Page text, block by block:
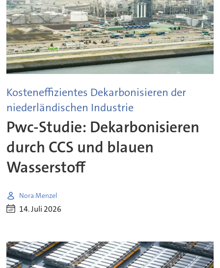
Kosteneffizientes Dekarbonisieren der
niederländischen Industrie
Pwc-Studie: Dekarbonisieren
durch CCS und blauen
Wasserstoff
Nora Menzel
14. Juli 2026